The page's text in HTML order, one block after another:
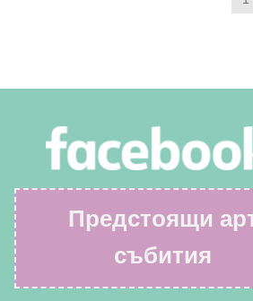
Предстоящи
събития